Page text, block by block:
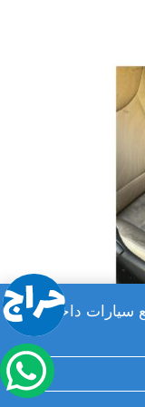
سيارات داخلي
المتنقلة